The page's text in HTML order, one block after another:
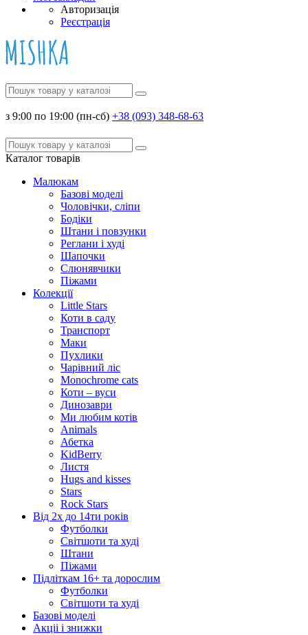
Авторизація
Реєстрація
з 9:00 по 19:00 (пн-сб) +38 (093) 348-68-63
Каталог товарів
Малюкам
Базові моделі
Чоловічки, сліпи
Бодіки
Штани і повзунки
Реглани і худі
Шапочки
Слюнявчики
Піжами
Колекції
Little Stars
Коти в саду
Транспорт
Маки
Пухлики
Чарівний ліс
Monochrome cats
Коти – вуси
Динозаври
Ми любим котів
Animals
Абетка
KidBerry
Листя
Hugs and kisses
Stars
Rock Stars
Від 2х до 14ти років
Футболки
Світшоти та худі
Штани
Піжами
Підліткам 16+ та дорослим
Футболки
Світшоти та худі
Базові моделі
Акціі і знижки